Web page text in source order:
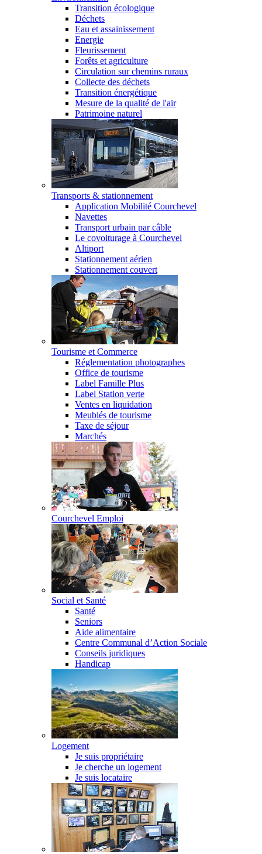
Transition écologique
Déchets
Eau et assainissement
Energie
Fleurissement
Forêts et agriculture
Circulation sur chemins ruraux
Collecte des déchets
Transition énergétique
Mesure de la qualité de l'air
Patrimoine naturel
Transports & stationnement
Application Mobilité Courchevel
Navettes
Transport urbain par câble
Le covoiturage à Courchevel
Altiport
Stationnement aérien
Stationnement couvert
Tourisme et Commerce
Réglementation photographes
Office de tourisme
Label Famille Plus
Label Station verte
Ventes en liquidation
Meublés de tourisme
Taxe de séjour
Marchés
Courchevel Emploi
Social et Santé
Santé
Seniors
Aide alimentaire
Centre Communal d’Action Sociale
Conseils juridiques
Handicap
Logement
Je suis propriétaire
Je cherche un logement
Je suis locataire